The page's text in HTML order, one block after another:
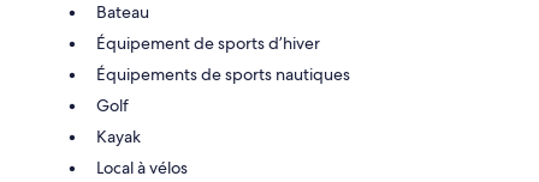
Bateau
Équipement de sports d’hiver
Équipements de sports nautiques
Golf
Kayak
Local à vélos